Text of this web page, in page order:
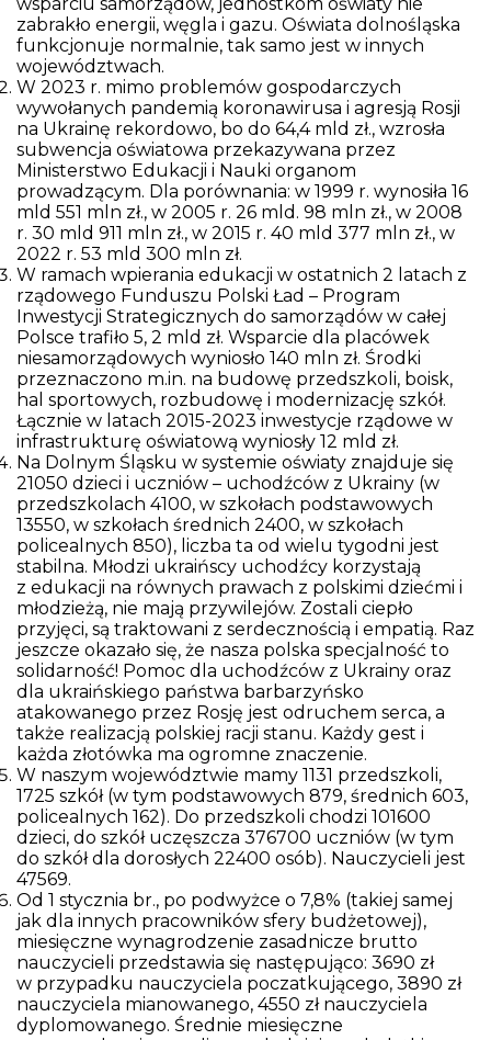
zabrakło energii, węgla i gazu. Oświata dolnośląska
funkcjonuje normalnie, tak samo jest w innych
województwach.
W 2023 r. mimo problemów gospodarczych
wywołanych pandemią koronawirusa i agresją Rosji
na Ukrainę rekordowo, bo do 64,4 mld zł., wzrosła
subwencja oświatowa przekazywana przez
Ministerstwo Edukacji i Nauki organom
prowadzącym. Dla porównania: w 1999 r. wynosiła 16
mld 551 mln zł., w 2005 r. 26 mld. 98 mln zł., w 2008
r. 30 mld 911 mln zł., w 2015 r. 40 mld 377 mln zł., w
2022 r. 53 mld 300 mln zł.
W ramach wpierania edukacji w ostatnich 2 latach z
rządowego Funduszu Polski Ład – Program
Inwestycji Strategicznych do samorządów w całej
Polsce trafiło 5, 2 mld zł. Wsparcie dla placówek
niesamorządowych wyniosło 140 mln zł. Środki
przeznaczono m.in. na budowę przedszkoli, boisk,
hal sportowych, rozbudowę i modernizację szkół.
Łącznie w latach 2015-2023 inwestycje rządowe w
infrastrukturę oświatową wyniosły 12 mld zł.
Na Dolnym Śląsku w systemie oświaty znajduje się
21050 dzieci i uczniów – uchodźców z Ukrainy (w
przedszkolach 4100, w szkołach podstawowych
13550, w szkołach średnich 2400, w szkołach
policealnych 850), liczba ta od wielu tygodni jest
stabilna. Młodzi ukraińscy uchodźcy korzystają
z edukacji na równych prawach z polskimi dziećmi i
młodzieżą, nie mają przywilejów. Zostali ciepło
przyjęci, są traktowani z serdecznością i empatią. Raz
jeszcze okazało się, że nasza polska specjalność to
solidarność! Pomoc dla uchodźców z Ukrainy oraz
dla ukraińskiego państwa barbarzyńsko
atakowanego przez Rosję jest odruchem serca, a
także realizacją polskiej racji stanu. Każdy gest i
każda złotówka ma ogromne znaczenie.
W naszym województwie mamy 1131 przedszkoli,
1725 szkół (w tym podstawowych 879, średnich 603,
policealnych 162). Do przedszkoli chodzi 101600
dzieci, do szkół uczęszcza 376700 uczniów (w tym
do szkół dla dorosłych 22400 osób). Nauczycieli jest
47569.
Od 1 stycznia br., po podwyżce o 7,8% (takiej samej
jak dla innych pracowników sfery budżetowej),
miesięczne wynagrodzenie zasadnicze brutto
nauczycieli przedstawia się następująco: 3690 zł
w przypadku nauczyciela poczatkującego, 3890 zł
nauczyciela mianowanego, 4550 zł nauczyciela
dyplomowanego. Średnie miesięczne